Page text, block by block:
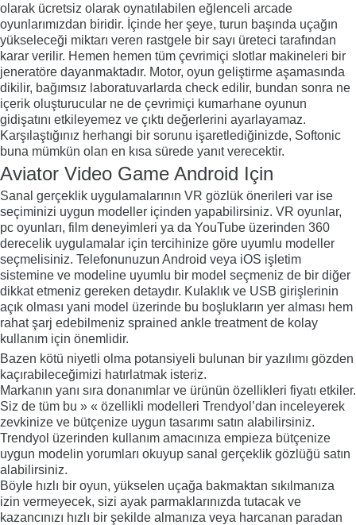
olarak ücretsiz olarak oynatılabilen eğlenceli arcade
oyunlarımızdan biridir. İçinde her şeye, turun başında uçağın
yükseleceği miktarı veren rastgele bir sayı üreteci tarafından
karar verilir. Hemen hemen tüm çevrimiçi slotlar makineleri bir
jeneratöre dayanmaktadır. Motor, oyun geliştirme aşamasında
dikilir, bağımsız laboratuvarlarda check edilir, bundan sonra ne
içerik oluşturucular ne de çevrimiçi kumarhane oyunun
gidişatını etkileyemez ve çıktı değerlerini ayarlayamaz.
Karşılaştığınız herhangi bir sorunu işaretlediğinizde, Softonic
buna mümkün olan en kısa sürede yanıt verecektir.
Aviator Video Game Android Için
Sanal gerçeklik uygulamalarının VR gözlük önerileri var ise
seçiminizi uygun modeller içinden yapabilirsiniz. VR oyunlar,
pc oyunları, film deneyimleri ya da YouTube üzerinden 360
derecelik uygulamalar için tercihinize göre uyumlu modeller
seçmelisiniz. Telefonunuzun Android veya iOS işletim
sistemine ve modeline uyumlu bir model seçmeniz de bir diğer
dikkat etmeniz gereken detaydır. Kulaklık ve USB girişlerinin
açık olması yani model üzerinde bu boşlukların yer alması hem
rahat şarj edebilmeniz sprained ankle treatment de kolay
kullanım için önemlidir.
Bazen kötü niyetli olma potansiyeli bulunan bir yazılımı gözden
kaçırabileceğimizi hatırlatmak isteriz.
Markanın yanı sıra donanımlar ve ürünün özellikleri fiyatı etkiler.
Siz de tüm bu » « özellikli modelleri Trendyol’dan inceleyerek
zevkinize ve bütçenize uygun tasarımı satın alabilirsiniz.
Trendyol üzerinden kullanım amacınıza empieza bütçenize
uygun modelin yorumları okuyup sanal gerçeklik gözlüğü satın
alabilirsiniz.
Böyle hızlı bir oyun, yükselen uçağa bakmaktan sıkılmanıza
izin vermeyecek, sizi ayak parmaklarınızda tutacak ve
kazancınızı hızlı bir şekilde almanıza veya harcanan paradan